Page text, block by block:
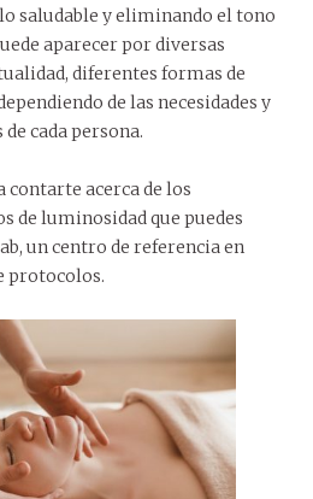
saludable y eliminando el tono
aparecer por diversas
diferentes formas de
de las necesidades y
cada persona.
contarte acerca de los
de luminosidad que puedes
un centro de referencia en
protocolos.